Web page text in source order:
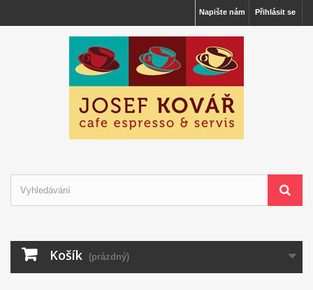
Přihlásit se
Napište nám
Košík (prázdný)